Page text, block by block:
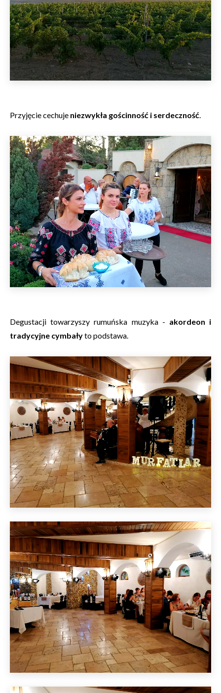
Przyjęcie cechuje niezwykła gościnność i serdeczność.
Degustacji towarzyszy rumuńska muzyka - akordeon i
tradycyjne cymbałyto podstawa.